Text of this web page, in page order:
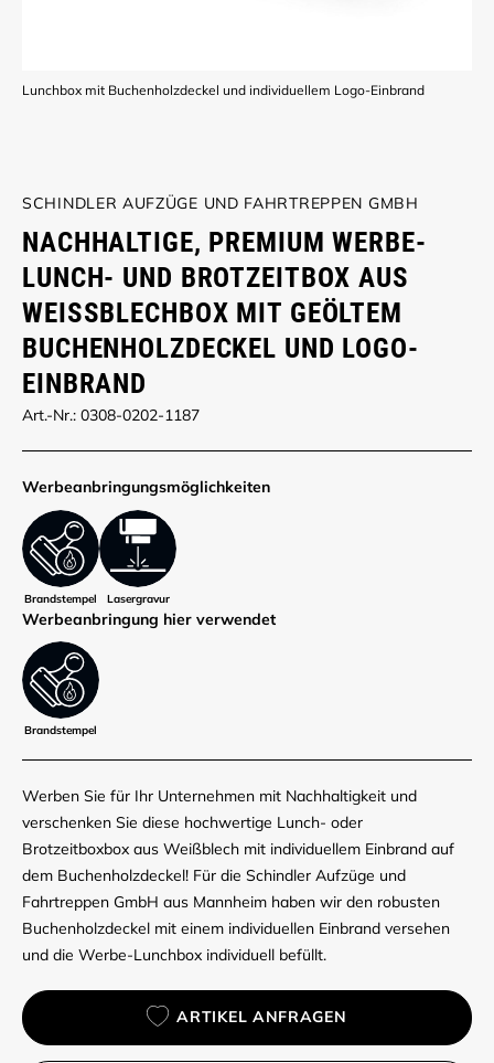
Lunchbox mit Buchenholzdeckel und individuellem Logo-Einbrand
SCHINDLER AUFZÜGE UND FAHRTREPPEN GMBH
NACHHALTIGE, PREMIUM WERBE-
LUNCH- UND BROTZEITBOX AUS
WEISSBLECHBOX MIT GEÖLTEM B
UCHENHOLZDECKEL UND LOGO-E
INBRAND
Art.-Nr.: 0308-0202-1187
Werbe­anbringungs­möglich­keiten
Brandstempel Lasergravur
Werbe­anbringung hier verwendet
Brandstempel
Werben Sie für Ihr Unternehmen mit Nachhaltigkeit und
verschenken Sie diese hochwertige Lunch- oder
Brotzeitboxbox aus Weißblech mit individuellem Einbrand auf
dem Buchenholzdeckel! Für die Schindler Aufzüge und
Fahrtreppen GmbH aus Mannheim haben wir den robusten
Buchenholzdeckel mit einem individuellen Einbrand versehen
und die Werbe-Lunchbox individuell befüllt.
ARTIKEL ANFRAGEN